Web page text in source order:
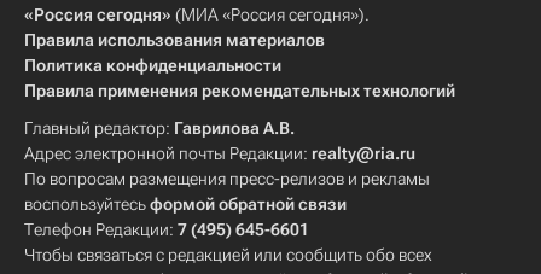
«Россия сегодня» (МИА «Россия сегодня»).
Правила использования материалов
Политика конфиденциальности
Правила применения рекомендательных технологий
Главный редактор: Гаврилова А.В.
Адрес электронной почты Редакции: realty@ria.ru
По вопросам размещения пресс-релизов и рекламы
воспользуйтесьформой обратной связи
Телефон Редакции: 7 (495) 645-6601
Чтобы связаться с редакцией или сообщить обо всех